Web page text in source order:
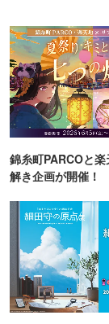
錦糸町PARCOと
解き企画が開催！